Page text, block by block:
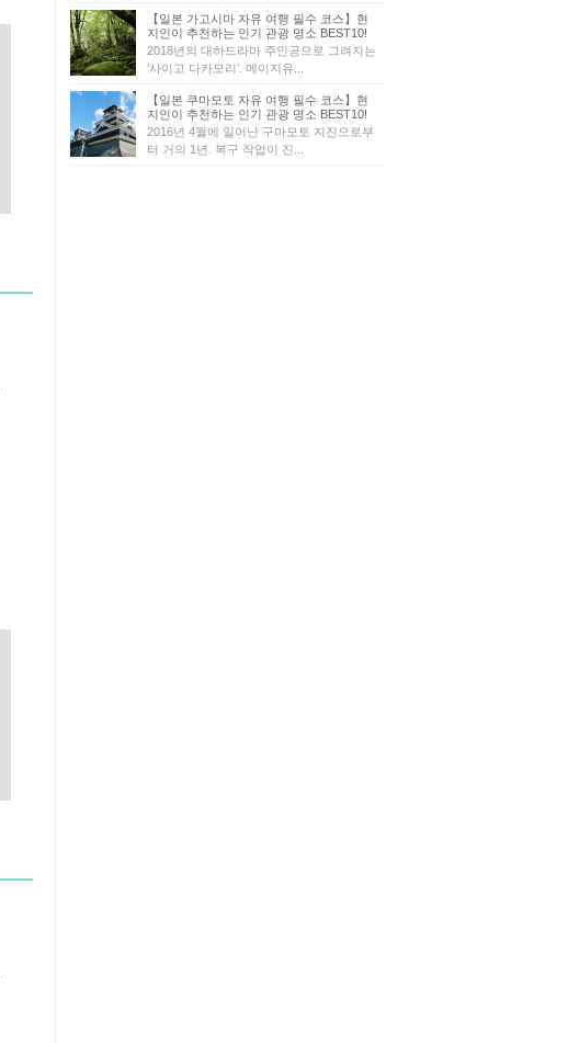
【일본 가고시마 자유 여행 필수 코스】현
지인이 추천하는 인기 관광 명소 BEST10!
2018년의 대하드라마 주인공으로 그려지는
‘사이고 다카모리’. 메이지유...
【일본 쿠마모토 자유 여행 필수 코스】현
지인이 추천하는 인기 관광 명소 BEST10!
2016년 4월에 일어난 구마모토 지진으로부
터 거의 1년. 복구 작업이 진...